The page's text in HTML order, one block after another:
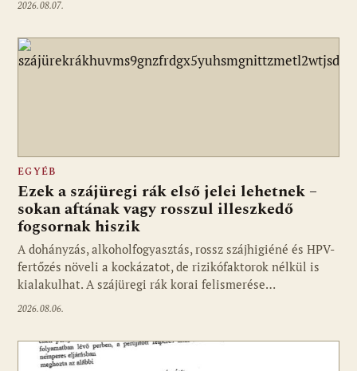
2026.08.07.
EGYÉB
Ezek a szájüregi rák első jelei lehetnek –
sokan aftának vagy rosszul illeszkedő
fogsornak hiszik
A dohányzás, alkoholfogyasztás, rossz szájhigiéné és HPV-
fertőzés növeli a kockázatot, de rizikófaktorok nélkül is
kialakulhat. A szájüregi rák korai felismerése…
2026.08.06.